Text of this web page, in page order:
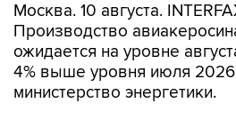
Москва. 10 августа.
Производство
ожидается на уровне
4% выше уровня июля
министерство энергетики.